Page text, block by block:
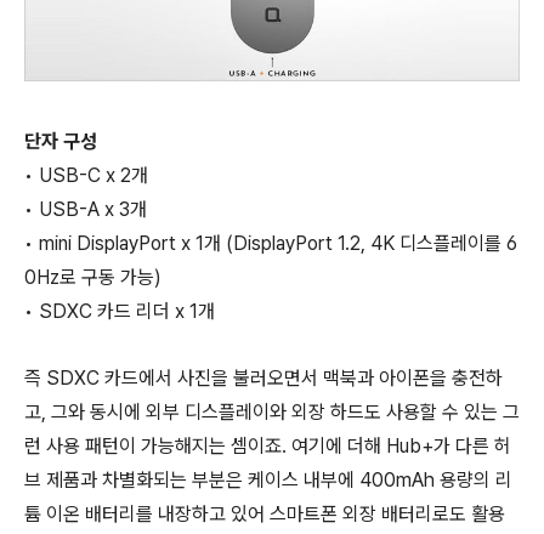
단자 구성
• USB-C x 2개
• USB-A x 3개
• mini DisplayPort x 1개 (DisplayPort 1.2, 4K 디스플레이를 6
0Hz로 구동 가능)
• SDXC 카드 리더 x 1개
즉 SDXC 카드에서 사진을 불러오면서 맥북과 아이폰을 충전하
고, 그와 동시에 외부 디스플레이와 외장 하드도 사용할 수 있는 그
런 사용 패턴이 가능해지는 셈이죠. 여기에 더해 Hub+가 다른 허
브 제품과 차별화되는 부분은 케이스 내부에 400mAh 용량의 리
튬 이온 배터리를 내장하고 있어 스마트폰 외장 배터리로도 활용